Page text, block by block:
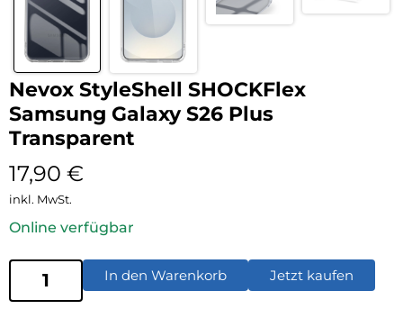
Nevox StyleShell SHOCKFlex
Samsung Galaxy S26 Plus
Transparent
17,90 €
inkl. MwSt.
Online verfügbar
In den Warenkorb Jetzt kaufen